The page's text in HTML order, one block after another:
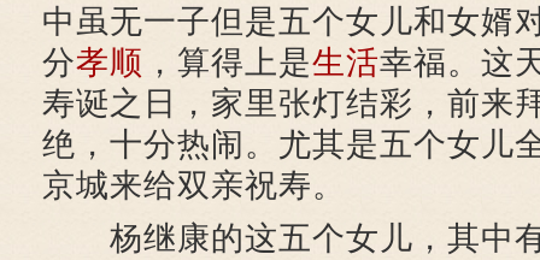
中虽无一子但是五个女儿和女婿
分孝顺 ，算得上是生活幸福。这
寿诞之日，家里张灯结彩，前来
绝，十分热闹。尤其是五个女儿
京城来给双亲祝寿。
杨继康的这五个女儿，其中